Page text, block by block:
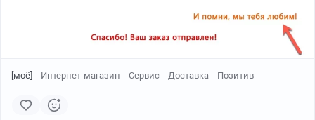
[моё] Интернет-магазин Сервис Доставка Позитив